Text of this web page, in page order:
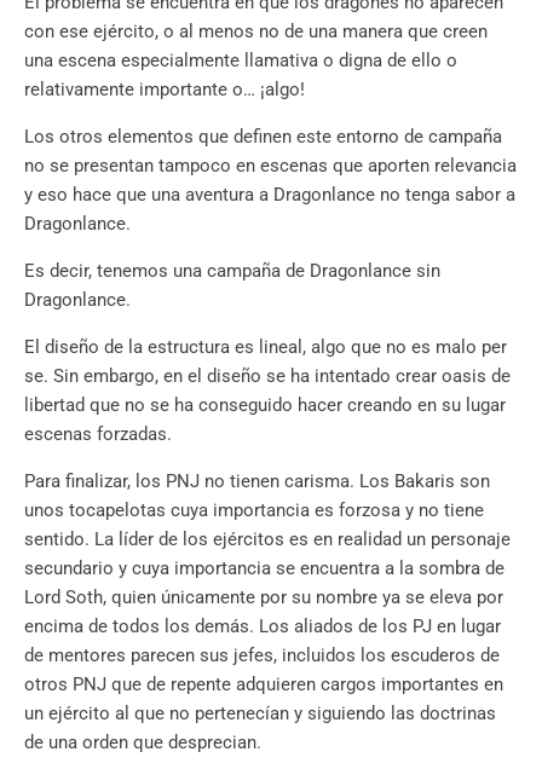
con ese ejército, o al menos no de una manera que creen
una escena especialmente llamativa o digna de ello o
relativamente importante o… ¡algo!
Los otros elementos que definen este entorno de campaña
no se presentan tampoco en escenas que aporten relevancia
y eso hace que una aventura a Dragonlance no tenga sabor a
Dragonlance.
Es decir, tenemos una campaña de Dragonlance sin
Dragonlance.
El diseño de la estructura es lineal, algo que no es malo per
se. Sin embargo, en el diseño se ha intentado crear oasis de
libertad que no se ha conseguido hacer creando en su lugar
escenas forzadas.
Para finalizar, los PNJ no tienen carisma. Los Bakaris son
unos tocapelotas cuya importancia es forzosa y no tiene
sentido. La líder de los ejércitos es en realidad un personaje
secundario y cuya importancia se encuentra a la sombra de
Lord Soth, quien únicamente por su nombre ya se eleva por
encima de todos los demás. Los aliados de los PJ en lugar
de mentores parecen sus jefes, incluidos los escuderos de
otros PNJ que de repente adquieren cargos importantes en
un ejército al que no pertenecían y siguiendo las doctrinas
de una orden que desprecian.